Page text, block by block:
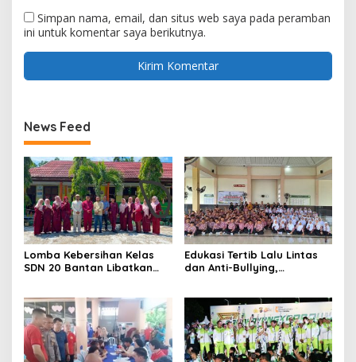
Simpan nama, email, dan situs web saya pada peramban
ini untuk komentar saya berikutnya.
News Feed
Lomba Kebersihan Kelas
SDN 20 Bantan Libatkan
Edukasi Tertib Lalu Lintas
dan Anti-Bullying,
di SD IT Al-Fatih Duri